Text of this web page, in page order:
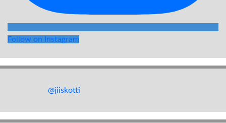
Follow on Instagram
@jiiskotti